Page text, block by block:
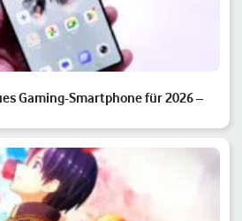
Gaming-Smartphone für 2026 –